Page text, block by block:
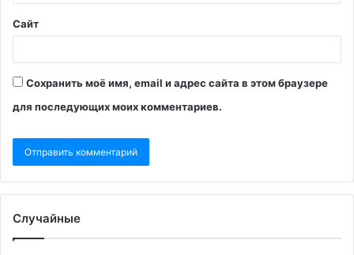
Сайт
Сохранить моё имя, email и адрес сайта в этом браузере
для последующих моих комментариев.
Случайные